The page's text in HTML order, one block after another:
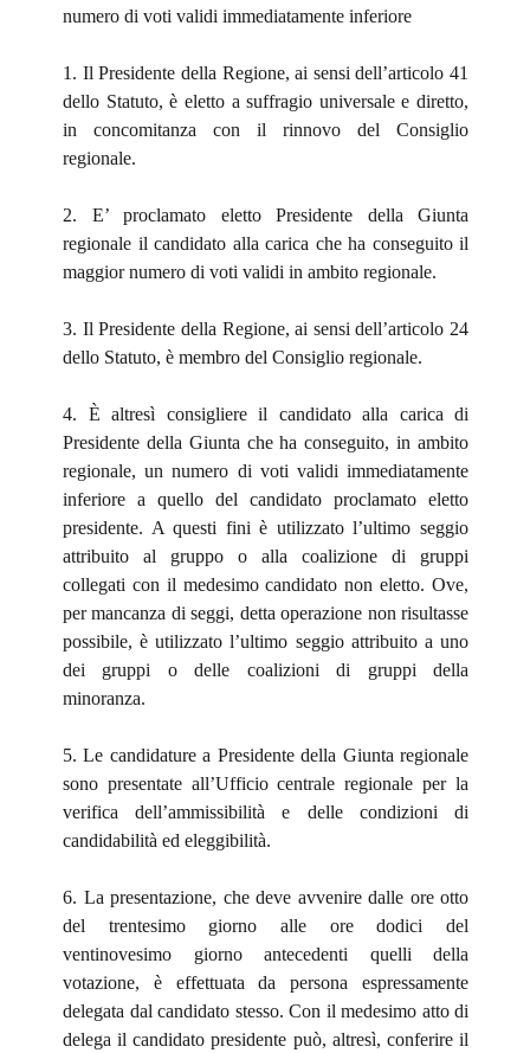
numero di voti validi immediatamente inferiore
1. Il Presidente della Regione, ai sensi dell’articolo 41
dello Statuto, è eletto a suffragio universale e diretto,
in concomitanza con il rinnovo del Consiglio
regionale.
2. E’ proclamato eletto Presidente della Giunta
regionale il candidato alla carica che ha conseguito il
maggior numero di voti validi in ambito regionale.
3. Il Presidente della Regione, ai sensi dell’articolo 24
dello Statuto, è membro del Consiglio regionale.
4. È altresì consigliere il candidato alla carica di
Presidente della Giunta che ha conseguito, in ambito
regionale, un numero di voti validi immediatamente
inferiore a quello del candidato proclamato eletto
presidente. A questi fini è utilizzato l’ultimo seggio
attribuito al gruppo o alla coalizione di gruppi
collegati con il medesimo candidato non eletto. Ove,
per mancanza di seggi, detta operazione non risultasse
possibile, è utilizzato l’ultimo seggio attribuito a uno
dei gruppi o delle coalizioni di gruppi della
minoranza.
5. Le candidature a Presidente della Giunta regionale
sono presentate all’Ufficio centrale regionale per la
verifica dell’ammissibilità e delle condizioni di
candidabilità ed eleggibilità.
6. La presentazione, che deve avvenire dalle ore otto
del trentesimo giorno alle ore dodici del
ventinovesimo giorno antecedenti quelli della
votazione, è effettuata da persona espressamente
delegata dal candidato stesso. Con il medesimo atto di
delega il candidato presidente può, altresì, conferire il